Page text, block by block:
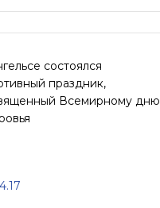
состоялся
праздник,
Всемирному дню